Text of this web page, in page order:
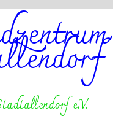
e.V.